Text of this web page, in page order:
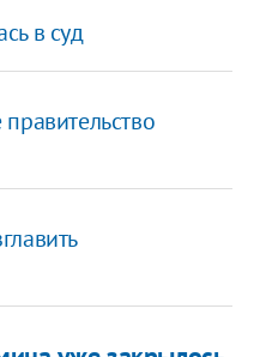
в суд